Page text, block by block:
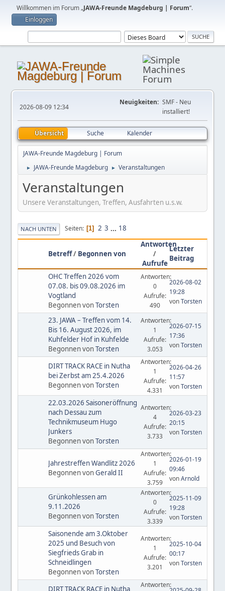
Willkommen im Forum „JAWA-Freunde Magdeburg | Forum“.
Einloggen
2026-08-09 12:34
Neuigkeiten: SMF - Neu
installiert!
Übersicht Suche Kalender
JAWA-Freunde Magdeburg | Forum
► JAWA-Freunde Magdeburg ► Veranstaltungen
Veranstaltungen
Unsere Veranstaltungen, Treffen, Ausfahrten u.s.w.
NACH UNTEN Seiten 1 2 3 ... 18
Betreff/ Begonnen von
Antworten
/
Aufrufe
Letzter
Beitrag
OHC Treffen 2026 vom
07.08. bis 09.08.2026 im
Vogtland
Begonnen vonTorsten
Antworten:
0
Aufrufe:
490
2026-08-02
19:28
vonTorsten
23. JAWA – Treffen vom 14.
Bis 16. August 2026, im
Kuhfelder Hof in Kuhfelde
Begonnen vonTorsten
Antworten:
1
Aufrufe:
3.053
2026-07-15
17:36
vonTorsten
DIRT TRACK RACE in Nutha
bei Zerbst am 25.4.2026
Begonnen vonTorsten
Antworten:
1
Aufrufe:
4.331
2026-04-26
11:57
vonTorsten
22.03.2026 Saisoneröffnung
nach Dessau zum
Technikmuseum Hugo
Junkers
Begonnen vonTorsten
Antworten:
4
Aufrufe:
3.733
2026-03-23
20:15
vonTorsten
Jahrestreffen Wandlitz 2026
Begonnen vonGerald II
Antworten:
1
Aufrufe:
3.759
2026-01-19
09:46
vonArnold
Grünkohlessen am
9.11.2026
Begonnen vonTorsten
Antworten:
0
Aufrufe:
3.339
2025-11-09
19:28
vonTorsten
Saisonende am 3.Oktober
2025 und Besuch von
Siegfrieds Grab in
Schneidlingen
Begonnen vonTorsten
Antworten:
1
Aufrufe:
3.201
2025-10-04
00:17
vonTorsten
DIRT TRACK RACE in Nutha
Antworten: